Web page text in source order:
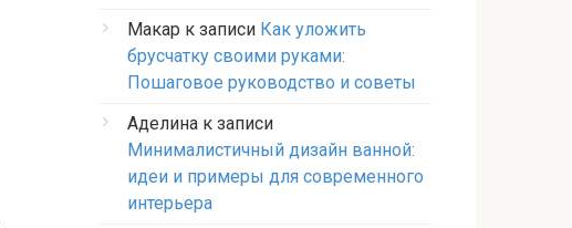
Макар к записи Как уложить
брусчатку своими руками:
Пошаговое руководство и советы
Аделина к записи
Минималистичный дизайн ванной:
идеи и примеры для современного
интерьера